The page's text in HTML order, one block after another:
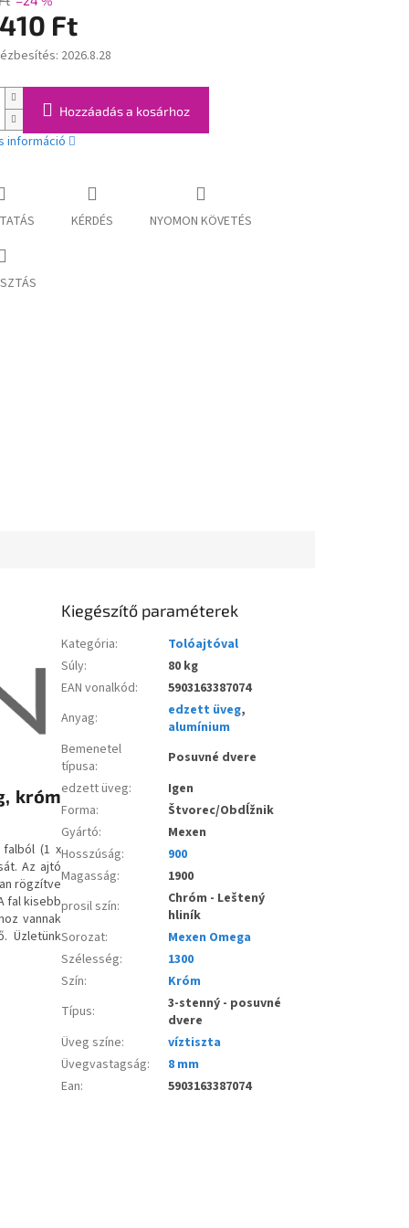
Ft
2026.8.28
Hozzáadás a kosárhoz
információ
KÉRDÉS NYOMON KÖVETÉS
króm
falból (1 x
Az ajtó
rögzítve
fal kisebb
vannak
Üzletünk
Kiegészítő paraméterek
Kategória:
Tolóajtóval
Súly:
80 kg
EAN vonalkód:
5903163387074
Anyag: edzett üveg,
alumínium
Bemenetel
típusa:
Posuvné dvere
edzett üveg:
Igen
Forma:
Štvorec/Obdĺžnik
Gyártó:
Mexen
Hosszúság:
900
Magasság:
1900
prosil szín:
Chróm - Leštený
hliník
Sorozat:
Mexen Omega
Szélesség:
1300
Szín:
Króm
Típus:
3-stenný - posuvné
dvere
Üveg színe:
víztiszta
Üvegvastagság:
8 mm
Ean: 5903163387074